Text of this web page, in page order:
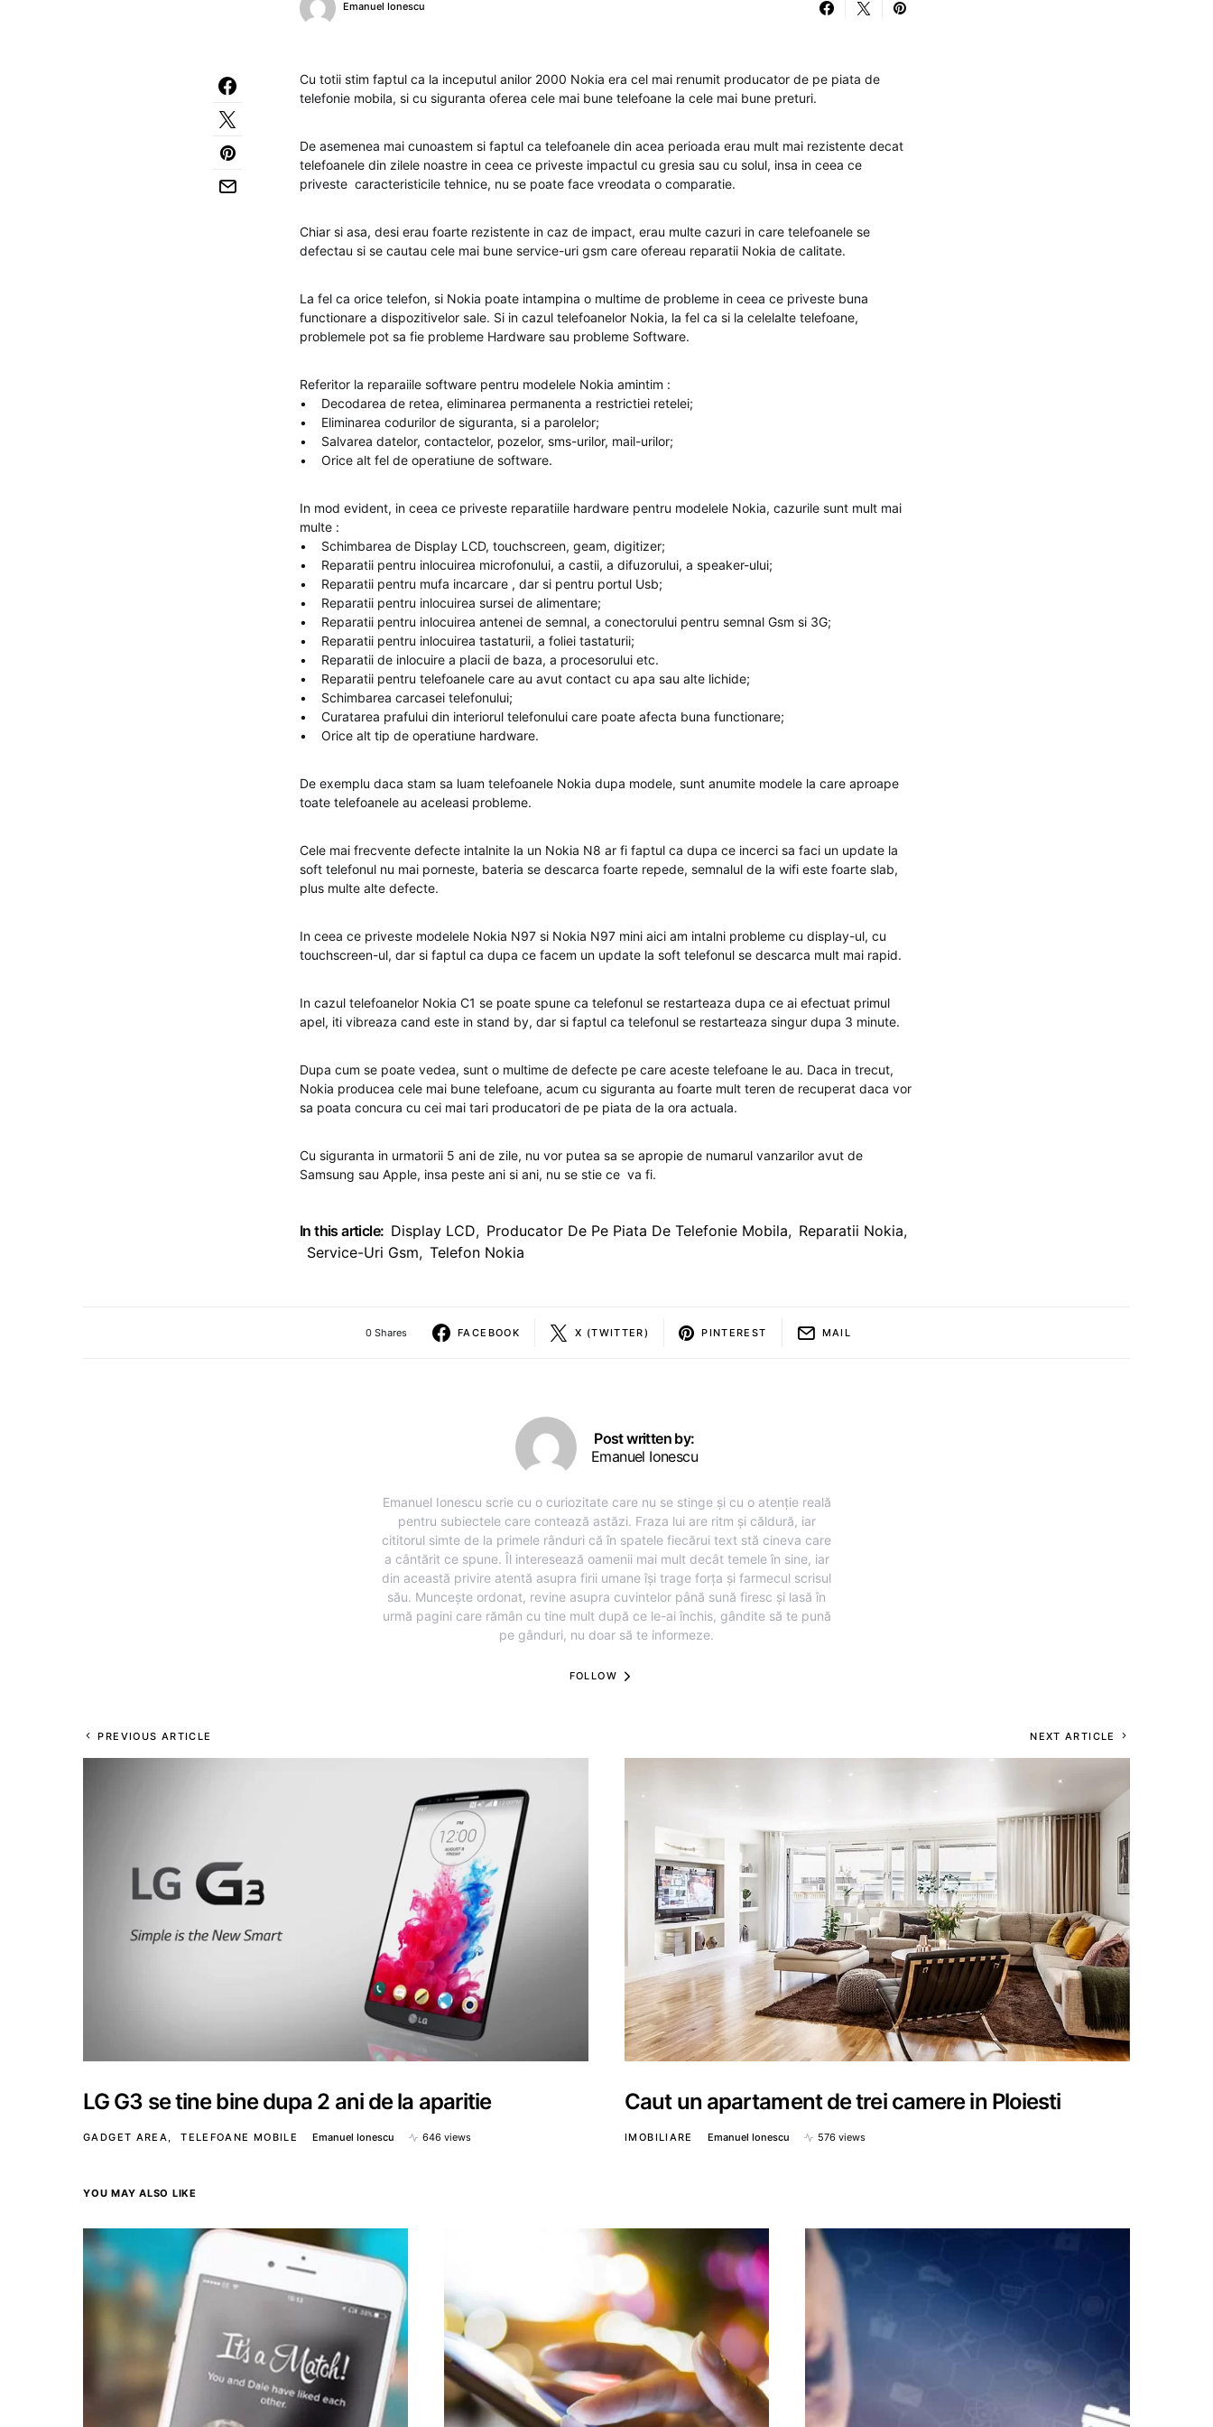
Emanuel Ionescu
Cu totii stim faptul ca la inceputul anilor 2000 Nokia era cel mai renumit producator de pe piata de
telefonie mobila, si cu siguranta oferea cele mai bune telefoane la cele mai bune preturi.
De asemenea mai cunoastem si faptul ca telefoanele din acea perioada erau mult mai rezistente decat
telefoanele din zilele noastre in ceea ce priveste impactul cu gresia sau cu solul, insa in ceea ce
priveste caracteristicile tehnice, nu se poate face vreodata o comparatie.
Chiar si asa, desi erau foarte rezistente in caz de impact, erau multe cazuri in care telefoanele se
defectau si se cautau cele mai bune service-uri gsm care ofereau reparatii Nokia de calitate.
La fel ca orice telefon, si Nokia poate intampina o multime de probleme in ceea ce priveste buna
functionare a dispozitivelor sale. Si in cazul telefoanelor Nokia, la fel ca si la celelalte telefoane,
problemele pot sa fie probleme Hardware sau probleme Software.
Referitor la reparaiile software pentru modelele Nokia amintim :
• Decodarea de retea, eliminarea permanenta a restrictiei retelei;
• Eliminarea codurilor de siguranta, si a parolelor;
• Salvarea datelor, contactelor, pozelor, sms-urilor, mail-urilor;
• Orice alt fel de operatiune de software.
In mod evident, in ceea ce priveste reparatiile hardware pentru modelele Nokia, cazurile sunt mult mai
multe :
• Schimbarea de Display LCD, touchscreen, geam, digitizer;
• Reparatii pentru inlocuirea microfonului, a castii, a difuzorului, a speaker-ului;
• Reparatii pentru mufa incarcare , dar si pentru portul Usb;
• Reparatii pentru inlocuirea sursei de alimentare;
• Reparatii pentru inlocuirea antenei de semnal, a conectorului pentru semnal Gsm si 3G;
• Reparatii pentru inlocuirea tastaturii, a foliei tastaturii;
• Reparatii de inlocuire a placii de baza, a procesorului etc.
• Reparatii pentru telefoanele care au avut contact cu apa sau alte lichide;
• Schimbarea carcasei telefonului;
• Curatarea prafului din interiorul telefonului care poate afecta buna functionare;
• Orice alt tip de operatiune hardware.
De exemplu daca stam sa luam telefoanele Nokia dupa modele, sunt anumite modele la care aproape
toate telefoanele au aceleasi probleme.
Cele mai frecvente defecte intalnite la un Nokia N8 ar fi faptul ca dupa ce incerci sa faci un update la
soft telefonul nu mai porneste, bateria se descarca foarte repede, semnalul de la wifi este foarte slab,
plus multe alte defecte.
In ceea ce priveste modelele Nokia N97 si Nokia N97 mini aici am intalni probleme cu display-ul, cu
touchscreen-ul, dar si faptul ca dupa ce facem un update la soft telefonul se descarca mult mai rapid.
In cazul telefoanelor Nokia C1 se poate spune ca telefonul se restarteaza dupa ce ai efectuat primul
apel, iti vibreaza cand este in stand by, dar si faptul ca telefonul se restarteaza singur dupa 3 minute.
Dupa cum se poate vedea, sunt o multime de defecte pe care aceste telefoane le au. Daca in trecut,
Nokia producea cele mai bune telefoane, acum cu siguranta au foarte mult teren de recuperat daca vor
sa poata concura cu cei mai tari producatori de pe piata de la ora actuala.
Cu siguranta in urmatorii 5 ani de zile, nu vor putea sa se apropie de numarul vanzarilor avut de
Samsung sau Apple, insa peste ani si ani, nu se stie ce va fi.
In this article: Display LCD, Producator De Pe Piata De Telefonie Mobila, Reparatii Nokia,
Service-Uri Gsm, Telefon Nokia
0 Shares FACEBOOK X (TWITTER) PINTEREST MAIL
Post written by:
Emanuel Ionescu
Emanuel Ionescu scrie cu o curiozitate care nu se stinge și cu o atenție reală
pentru subiectele care contează astăzi. Fraza lui are ritm și căldură, iar
cititorul simte de la primele rânduri că în spatele fiecărui text stă cineva care
a cântărit ce spune. Îl interesează oamenii mai mult decât temele în sine, iar
din această privire atentă asupra firii umane își trage forța și farmecul scrisul
său. Muncește ordonat, revine asupra cuvintelor până sună firesc și lasă în
urmă pagini care rămân cu tine mult după ce le-ai închis, gândite să te pună
pe gânduri, nu doar să te informeze.
FOLLOW
PREVIOUS ARTICLE
LG G3 se tine bine dupa 2 ani de la aparitie
GADGET AREA TELEFOANE MOBILE Emanuel Ionescu 646 views
NEXT ARTICLE
Caut un apartament de trei camere in Ploiesti
IMOBILIARE Emanuel Ionescu 576 views
YOU MAY ALSO LIKE